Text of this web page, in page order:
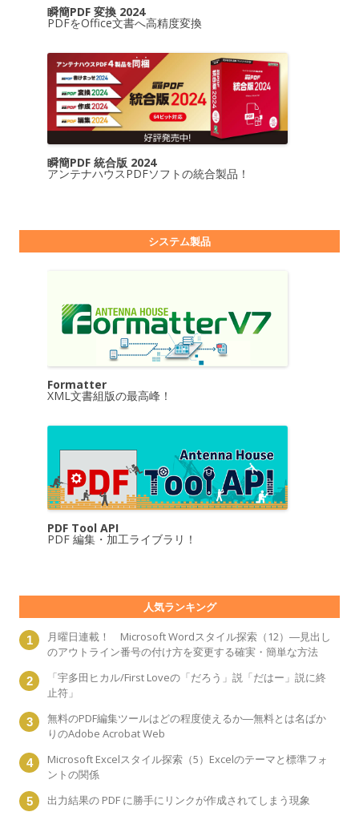
瞬簡PDF 変換 2024
PDFをOffice文書へ高精度変換
瞬簡PDF 統合版 2024
アンテナハウスPDFソフトの統合製品！
システム製品
Formatter
XML文書組版の最高峰！
PDF Tool API
PDF 編集・加工ライブラリ！
人気ランキング
月曜日連載！ Microsoft Wordスタイル探索（12）―見出し
のアウトライン番号の付け方を変更する確実・簡単な方法
「宇多田ヒカル/First Loveの「だろう」説「だはー」説に終
止符」
無料のPDF編集ツールはどの程度使えるか―無料とは名ばか
りのAdobe Acrobat Web
Microsoft Excelスタイル探索（5）Excelのテーマと標準フォ
ントの関係
出力結果の PDF に勝手にリンクが作成されてしまう現象